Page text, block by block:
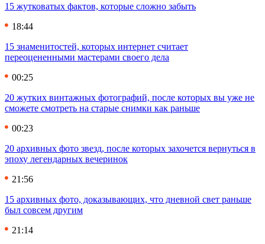
15 жутковатых фактов, которые сложно забыть
18:44
15 знаменитостей, которых интернет считает
переоцененными мастерами своего дела
00:25
20 жутких винтажных фотографий, после которых вы уже не
сможете смотреть на старые снимки как раньше
00:23
20 архивных фото звезд, после которых захочется вернуться в
эпоху легендарных вечеринок
21:56
15 архивных фото, доказывающих, что дневной свет раньше
был совсем другим
21:14